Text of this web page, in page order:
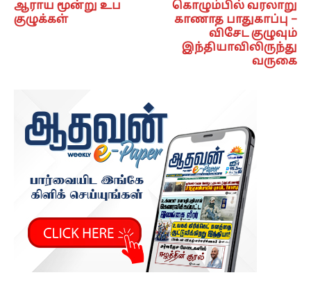
ஆராய மூன்று உப
குழுக்கள்
கொழும்பில் வரலாறு
காணாத பாதுகாப்பு –
விசேட குழுவும்
இந்தியாவிலிருந்து
வருகை